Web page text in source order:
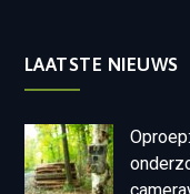
LAATSTE NIEUWS